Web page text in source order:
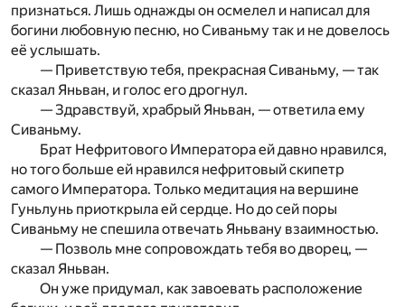
признаться. Лишь однажды он осмелел и написал для
богини любовную песню, но Сиваньму так и не довелось
её услышать.
— Приветствую тебя, прекрасная Сиваньму, — так
сказал Яньван, и голос его дрогнул.
— Здравствуй, храбрый Яньван, — ответила ему
Сиваньму.
Брат Нефритового Императора ей давно нравился,
но того больше ей нравился нефритовый скипетр
самого Императора. Только медитация на вершине
Гуньлунь приоткрыла ей сердце. Но до сей поры
Сиваньму не спешила отвечать Яньвану взаимностью.
— Позволь мне сопровождать тебя во дворец, —
сказал Яньван.
Он уже придумал, как завоевать расположение